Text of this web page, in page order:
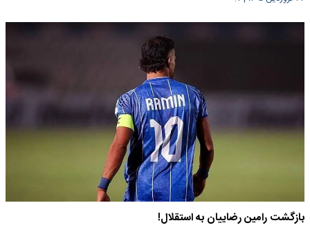
بازگشت رامین رضاییان به استقلال!